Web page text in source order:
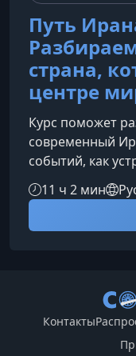
Путь
страна,
центре
Курс поможет
современный
событий, как
экономическая
формирует
получите
реальности
многовековую
политического
экономику,
11 ч 2 мин
Контакты